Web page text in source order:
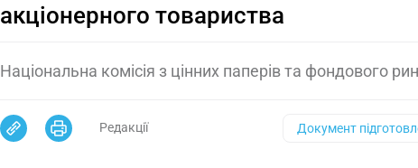
акціонерного товариства
Національна комісія з цінних паперів та фондового
Редакції Документ